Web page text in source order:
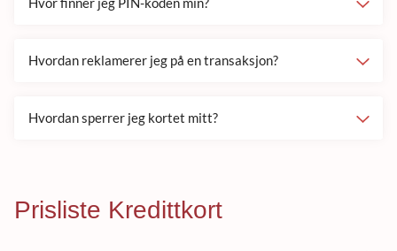
Hvordan reklamerer jeg på en transaksjon?
Hvordan sperrer jeg kortet mitt?
Prisliste Kredittkort